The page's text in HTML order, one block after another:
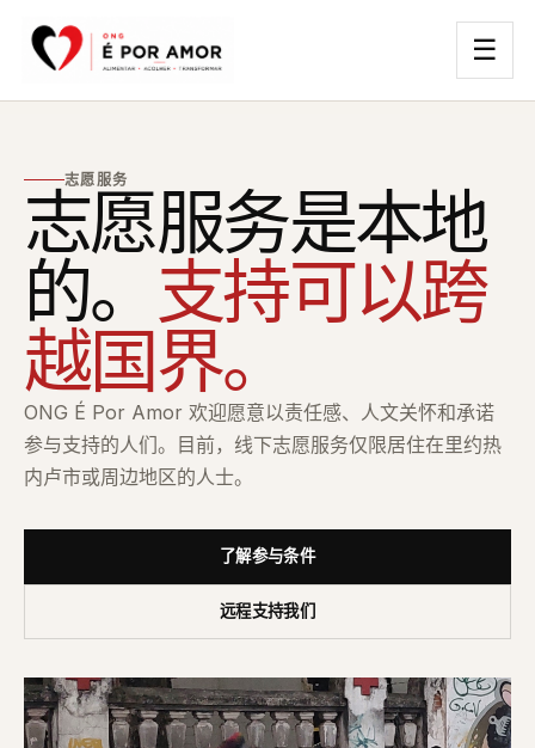
☰
志愿服务
志愿服务是本地
的。 支持可以跨
越国界。
ONG É Por Amor 欢迎愿意以责任感、人文关怀和承诺
参与支持的人们。目前，线下志愿服务仅限居住在里约热
内卢市或周边地区的人士。
了解参与条件
远程支持我们